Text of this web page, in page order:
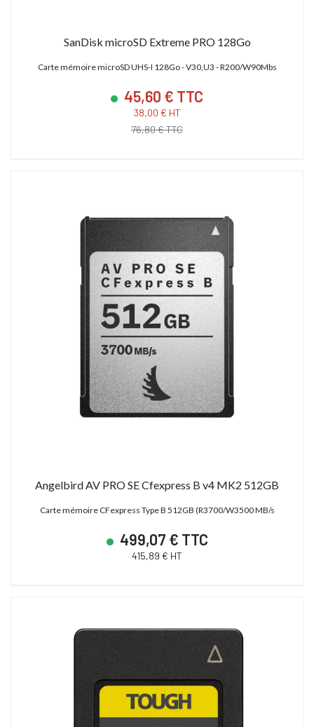
SanDisk microSD Extreme PRO 128Go
Carte mémoire microSD UHS-I 128Go - V30,U3 - R200/W90Mbs
45,60 € TTC
38,00 € HT
76,80 € TTC
Angelbird AV PRO SE Cfexpress B v4 MK2 512GB
Carte mémoire CFexpress Type B 512GB (R3700/W3500 MB/s
499,07 € TTC
415,89 € HT